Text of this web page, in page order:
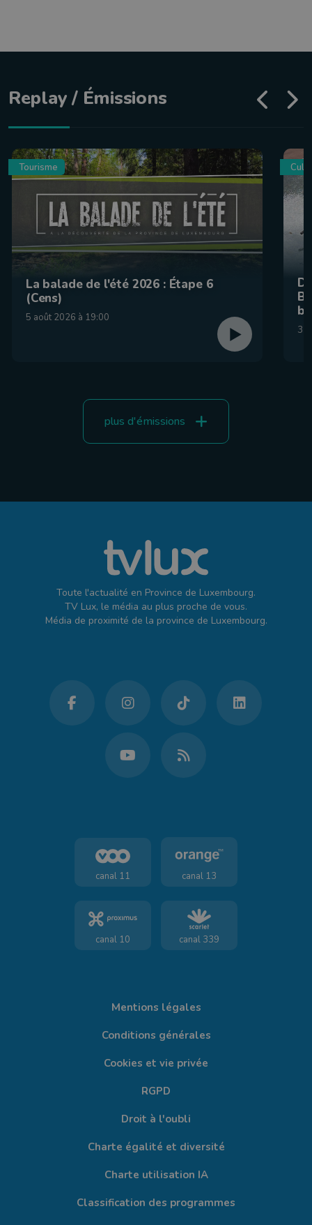
Replay / Émissions
Tourisme
La balade de l'été 2026 : Étape 6
(Cens)
5 août 2026 à 19:00
31
plus d'émissions
Toute l'actualité en Province de Luxembourg.
TV Lux, le média au plus proche de vous.
Média de proximité de la province de Luxembourg.
canal 11 canal 13
canal 10 canal 339
Mentions légales
Conditions générales
Cookies et vie privée
RGPD
Droit à l'oubli
Charte égalité et diversité
Charte utilisation IA
Classification des programmes